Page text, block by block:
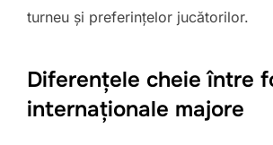
turneu și preferințelor jucătorilor.
Diferențele cheie între
internaționale majore